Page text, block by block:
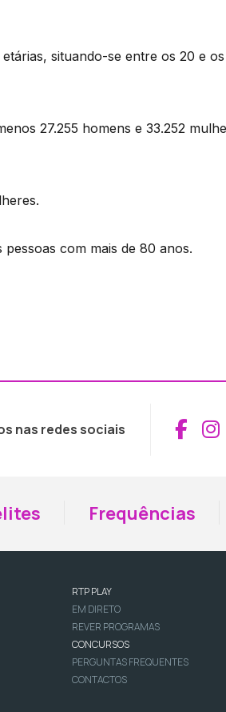
situando-se entre os 20 e
27.255 homens e 33.252
com mais de 80 anos.
nas redes sociais
Frequências
RTP PLAY
EM DIRETO
REVER PROGRAMAS
CONCURSOS
PERGUNTAS FREQUENTES
CONTACTOS